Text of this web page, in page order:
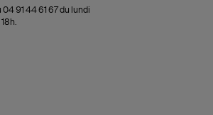
91 44 61 67 du lundi